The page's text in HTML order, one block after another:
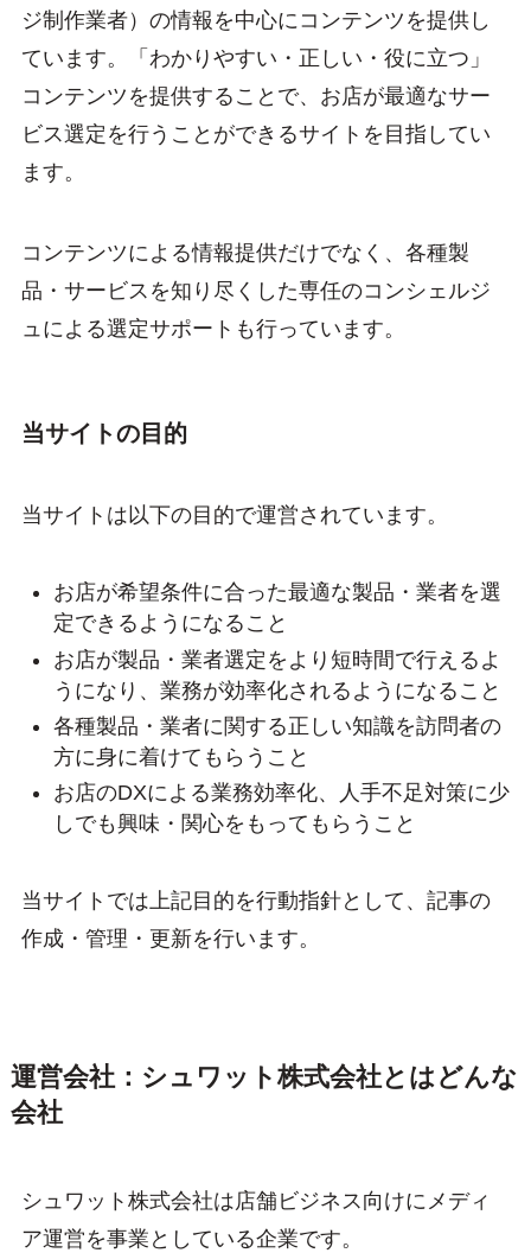
ジ制作業者）の情報を中心にコンテンツを提供し
ています。「わかりやすい・正しい・役に立つ」
コンテンツを提供することで、お店が最適なサー
ビス選定を行うことができるサイトを目指してい
ます。
コンテンツによる情報提供だけでなく、各種製
品・サービスを知り尽くした専任のコンシェルジ
ュによる選定サポートも行っています。
当サイトの目的
当サイトは以下の目的で運営されています。
お店が希望条件に合った最適な製品・業者を選
定できるようになること
お店が製品・業者選定をより短時間で行えるよ
うになり、業務が効率化されるようになること
各種製品・業者に関する正しい知識を訪問者の
方に身に着けてもらうこと
お店のDXによる業務効率化、人手不足対策に少
しでも興味・関心をもってもらうこと
当サイトでは上記目的を行動指針として、記事の
作成・管理・更新を行います。
運営会社：シュワット株式会社とはどんな
会社
シュワット株式会社は店舗ビジネス向けにメディ
ア運営を事業としている企業です。